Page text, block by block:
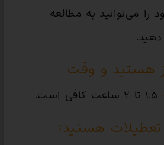
را می‌توانید به مطالعه
هستید و وقت
۱.۵ تا ۲ ساعت کافی است.
تعطیلات هستید: